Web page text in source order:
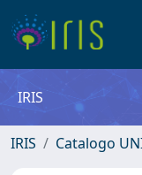
IRIS
IRIS Catalogo